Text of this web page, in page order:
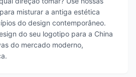
misturar a antiga estética
do design contemporâneo.
do seu logotipo para a China
do mercado moderno,